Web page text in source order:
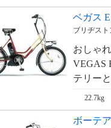
ベガス
ブリヂスト
おしゃ
VEGAS
テリー
22.7kg
ボーテ